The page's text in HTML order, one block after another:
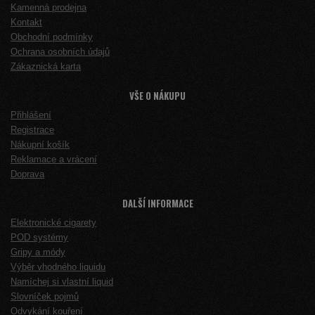
Kamenná prodejna
Kontakt
Obchodní podmínky
Ochrana osobních údajů
Zákaznická karta
VŠE O NÁKUPU
Přihlášení
Registrace
Nákupní košík
Reklamace a vrácení
Doprava
DALŠÍ INFORMACE
Elektronické cigarety
POD systémy
Gripy a módy
Výběr vhodného liquidu
Namíchej si vlastní liquid
Slovníček pojmů
Odvykání kouření